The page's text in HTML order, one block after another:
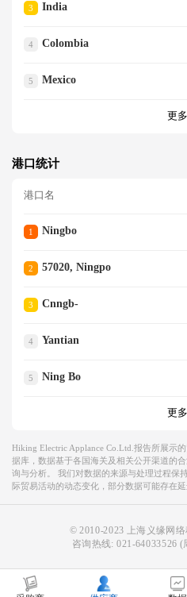
3 India
4 Colombia
5 Mexico
更多
港口统计
港口名
1 Ningbo
2 57020, Ningpo
3 Cnngb-
4 Yantian
5 Ning Bo
更多
Hiking Electric Applance Co.ltd.报告所展示
据库，数据基于各国海关及相关公开渠道的
询与分析。 我们对数据的来源与处理过程保
际贸易活动的动态变化，部分数据可能存在延
© 2010-2023 上海义缘网
咨询热线:021-64033526 (